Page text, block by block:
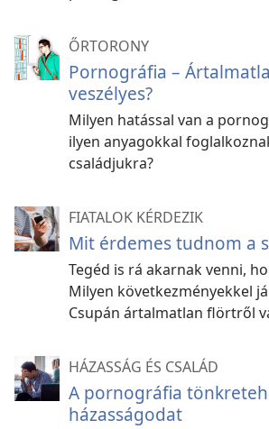
ŐRTORONY
Pornográfia –
veszélyes?
Milyen hatással van a
ilyen anyagokkal
családjukra?
FIATALOK KÉRDEZIK
Mit érdemes tudnom a
Tegéd is rá akarnak venni,
Milyen következményekkel
Csupán ártalmatlan flörtről
HÁZASSÁG ÉS CSALÁD
A pornográfia
házasságodat